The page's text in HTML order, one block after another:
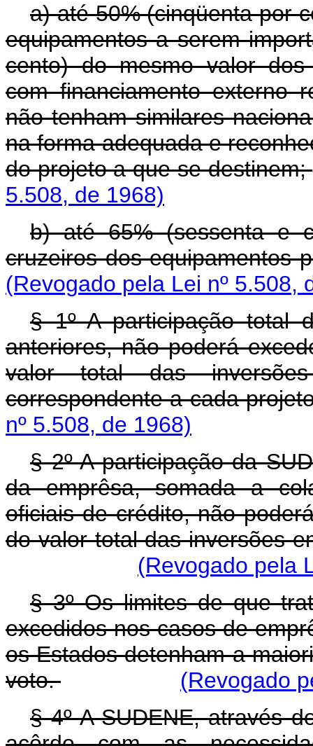
a) até 50% (cinqüenta por
equipamentos a serem
cento) do mesmo valor dos
com financiamento externo
não tenham similares
na forma adequada e
do projeto a que se destinem;
5.508, de 1968)
b) até 65% (sessenta e
cruzeiros dos equipamentos
(Revogado pela Lei nº 5.508,
§ 1º A participação total
anteriores, não poderá
valor total das
correspondente a cada
nº 5.508, de 1968)
§ 2º A participação da
da emprêsa, somada a
oficiais de crédito, não
do valor total das inversões
(Revogado pela
§ 3º Os limites de que
excedidos nos casos de
os Estados detenham a
voto.
(Revogado
§ 4º A SUDENE, através